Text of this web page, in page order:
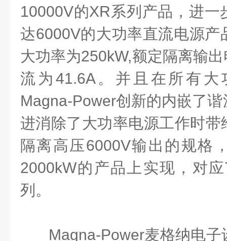
10000V的XR系列产品，进一
达6000V的大功率直流电源产
大功率为250kW,额定隔离输
流为41.6A。并且在所有
Magna-Power创新的内嵌了
进消除了大功率电源工作时
隔离高压6000V输出的规格
2000kW的产品上实现，对
列。
Magna-Power麦格纳电